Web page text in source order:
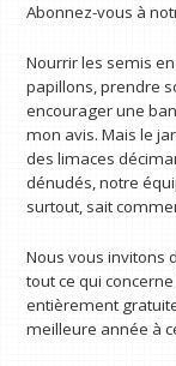
Abonnez-vous à
Nourrir les semis
papillons, prendre
encourager une
mon avis. Mais le
des limaces
dénudés, notre
surtout, sait
Nous vous invitons
tout ce qui
entièrement
meilleure année à